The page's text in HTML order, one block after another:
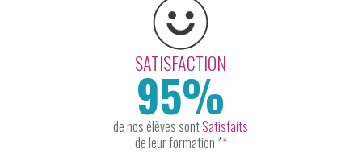
SATISFACTION
95%
de nos élèves sontSatisfaits
de leur formation **